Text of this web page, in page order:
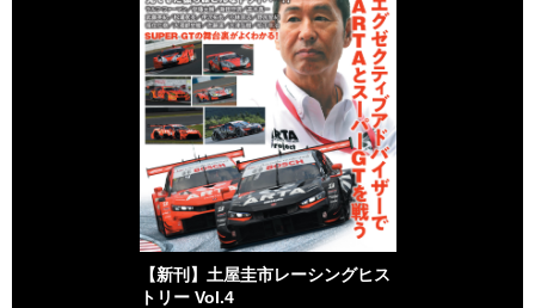
【新刊】土屋圭市レーシングヒス
トリー Vol.4